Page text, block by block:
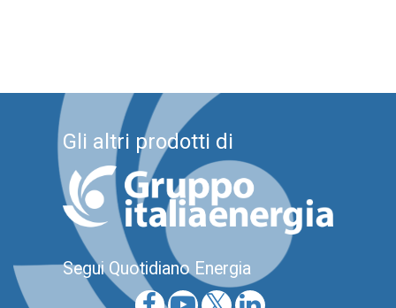
Gli altri prodotti di
Segui Quotidiano Energia